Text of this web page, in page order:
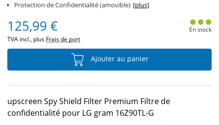
Protection de Confidentialité (amovible) [plus]
125,99 €
TVA incl., plus Frais de port
En stock
Ajouter au panier
upscreen Spy Shield Filter Premium Filtre de
confidentialité pour LG gram 16Z90TL-G